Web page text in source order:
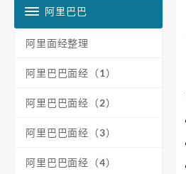
阿里巴巴
阿里面经整理
阿里巴巴面经（1）
阿里巴巴面经（2）
阿里巴巴面经（3）
阿里巴巴面经（4）